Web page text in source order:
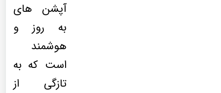
آپشن های
به روز و
هوشمند
است که به
تازگی از